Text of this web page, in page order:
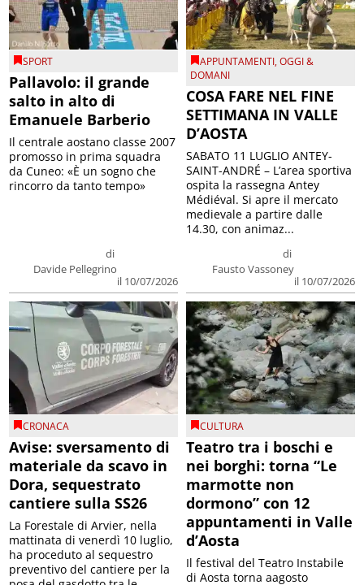
SPORT
Pallavolo: il grande
salto in alto di
Emanuele Barberio
di
Davide Pellegrino
il 10/07/2026
Il centrale aostano classe 2007
promosso in prima squadra
da Cuneo: «È un sogno che
rincorro da tanto tempo»
APPUNTAMENTI,OGGI &
DOMANI
COSA FARE NEL FINE
SETTIMANA IN VALLE
D’AOSTA
di
Fausto Vassoney
il 10/07/2026
SABATO 11 LUGLIO ANTEY-
SAINT-ANDRÉ – L’area sportiva
ospita la rassegna Antey
Médiéval. Si apre il mercato
medievale a partire dalle
14.30, con animaz...
CRONACA
Avise: sversamento di
materiale da scavo in
Dora, sequestrato
cantiere sulla SS26
La Forestale di Arvier, nella
mattinata di venerdì 10 luglio,
ha proceduto al sequestro
preventivo del cantiere per la
CULTURA
Teatro tra i boschi e
nei borghi: torna “Le
marmotte non
dormono” con 12
appuntamenti in Valle
d’Aosta
Il festival del Teatro Instabile
di Aosta torna aagosto